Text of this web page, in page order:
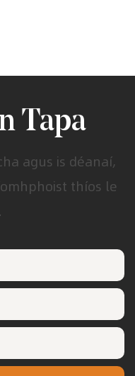
Tapa
agus is déanaí,
thíos le